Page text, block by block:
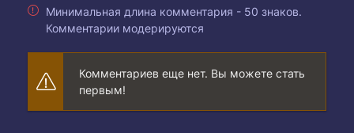
Минимальная длина комментария - 50 знаков.
Комментарии модерируются
Комментариев еще нет. Вы можете стать
первым!